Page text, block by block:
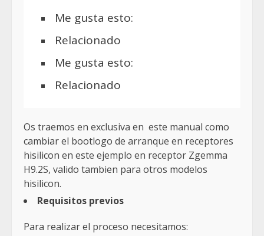
Me gusta esto:
Relacionado
Me gusta esto:
Relacionado
Os traemos en exclusiva en este manual como
cambiar el bootlogo de arranque en receptores
hisilicon en este ejemplo en receptor Zgemma
H9.2S, valido tambien para otros modelos
hisilicon.
Requisitos previos
Para realizar el proceso necesitamos: